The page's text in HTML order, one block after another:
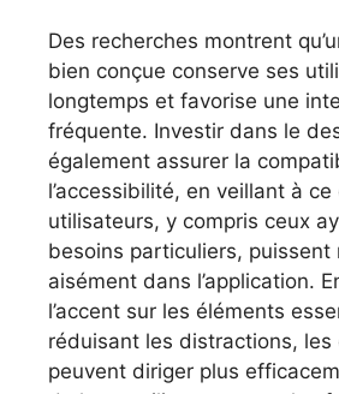
Des recherches montrent
bien conçue conserve ses
longtemps et favorise une
fréquente. Investir dans le
également assurer la
l’accessibilité, en veillant à
utilisateurs, y compris ceux
besoins particuliers, puissent
aisément dans l’application.
l’accent sur les éléments
réduisant les distractions, les
peuvent diriger plus